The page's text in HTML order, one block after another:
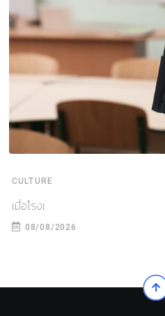
CULTURE
เมื่อโรงเ
08/08/2026